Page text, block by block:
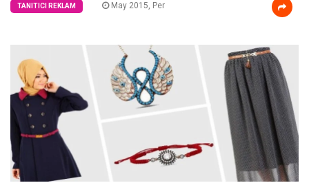
TANITICI REKLAM May 2015, Per